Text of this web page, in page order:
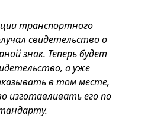
транспортного
свидетельство о
знак. Теперь будет
а уже
в том месте,
изготавливать его по